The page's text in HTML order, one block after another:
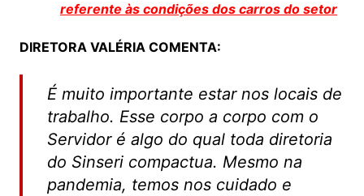
referente às condições dos carros do setor
DIRETORA VALÉRIA COMENTA:
É muito importante estar nos locais de
trabalho. Esse corpo a corpo com o
Servidor é algo do qual toda diretoria
do Sinseri compactua. Mesmo na
pandemia, temos nos cuidado e